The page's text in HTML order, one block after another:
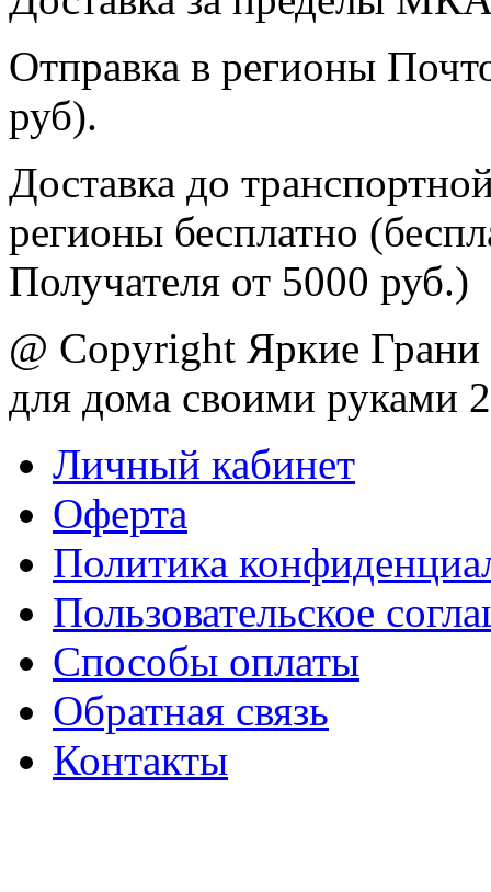
Отправка в регионы
руб).
Доставка до
регионы бесплатно
Получателя от 5000 руб.)
@ Copyright Яркие Грани
для дома своими руками
Личный кабинет
Оферта
Политика
Пользовательское
Способы оплаты
Обратная связь
Контакты